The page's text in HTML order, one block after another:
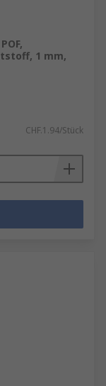
1 mm,
CHF.1.94/Stück